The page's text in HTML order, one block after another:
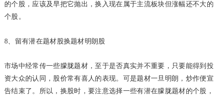
的个股，应该及早把它抛出，换入现在属于主流板块但涨幅还不大的
个股。
8、留有潜在题材股换题材明朗股
市场中经常传一些朦胧题材，至于是否真实并不重要，只要能得到投
资大众的认同，股价常有喜人的表现。可是题材一旦明朗，炒作便宣
告结束了。所以，换股时，要注意选择一些有潜在朦胧题材的个股，